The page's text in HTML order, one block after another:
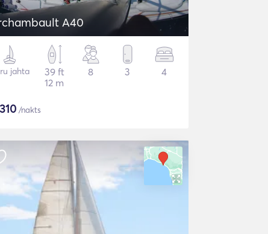
A40
jahta
39 ft
12 m
8 3 4
310 /nakts